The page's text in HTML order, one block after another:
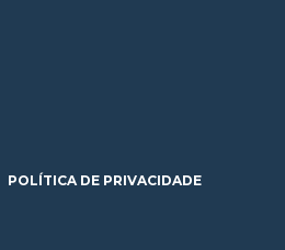
POLÍTICA DE PRIVACIDADE